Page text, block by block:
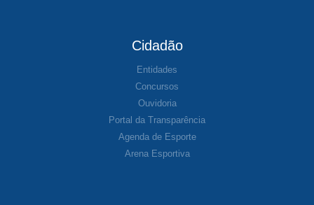
Cidadão
Entidades
Concursos
Ouvidoria
Portal da Transparência
Agenda de Esporte
Arena Esportiva